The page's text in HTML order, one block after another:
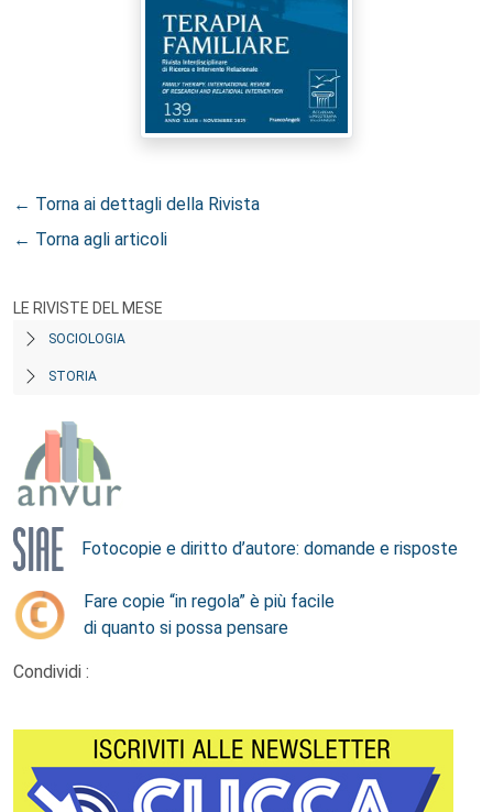
← Torna ai dettagli della Rivista
← Torna agli articoli
LE RIVISTE DEL MESE
SOCIOLOGIA
STORIA
Fotocopie e diritto d’autore: domande e risposte
Fare copie “in regola” è più facile
di quanto si possa pensare
Condividi :